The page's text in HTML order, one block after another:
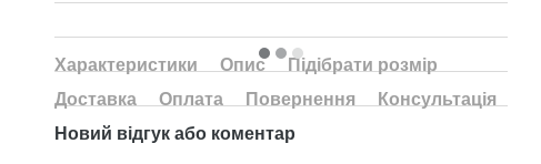
Характеристики Опис
Підібрати розмір
Доставка
Оплата Повернення
Консультація
Новий відгук або коментар